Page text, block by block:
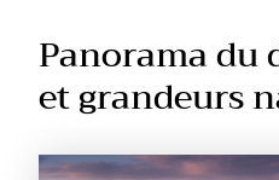
Panorama du
et grandeurs